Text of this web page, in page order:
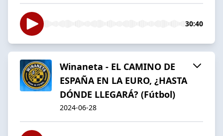
30:40
Winaneta - EL CAMINO DE
ESPAÑA EN LA EURO, ¿HASTA
DÓNDE LLEGARÁ? (Fútbol)
2024-06-28